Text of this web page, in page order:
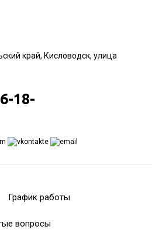
край, Кисловодск, улица
18-
График работы
вопросы